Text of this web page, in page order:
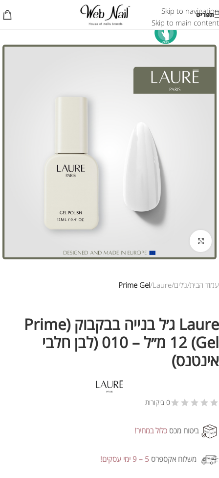
Skip to navigation
Skip to main content
תפריט
לחץ להגדלת התמונה
עמוד הבית ג’לים Laure
Prime Gel
Laure ג׳ל בנייה בבקבוק (Prime
Gel) 12 מ״ל – 010 (לבן חלבי
אינטנס)
0 ביקורות
ביטוח מכס כלול במחיר!
משלוח אקספרס 5 – 9 ימי עסקים!